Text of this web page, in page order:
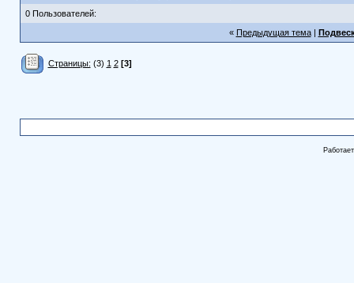
0 Пользователей:
« Предыдущая тема|
Страницы: (3) 1 2 [3]